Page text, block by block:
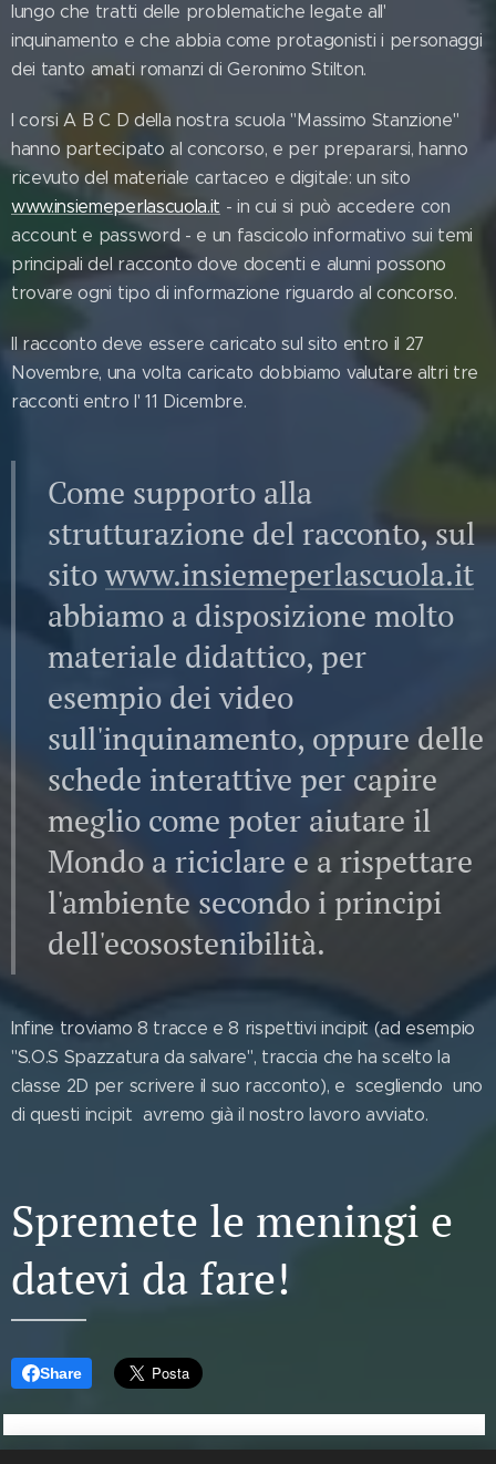
lungo che tratti delle problematiche legate all'
inquinamento e che abbia come protagonisti i personaggi
dei tanto amati romanzi di Geronimo Stilton.
I corsi A B C D della nostra scuola "Massimo Stanzione"
hanno partecipato al concorso, e per prepararsi, hanno
ricevuto del materiale cartaceo e digitale: un sito
www.insiemeperlascuola.it - in cui si può accedere con
account e password - e un fascicolo informativo sui temi
principali del racconto dove docenti e alunni possono
trovare ogni tipo di informazione riguardo al concorso.
Il racconto deve essere caricato sul sito entro il 27
Novembre, una volta caricato dobbiamo valutare altri tre
racconti entro l' 11 Dicembre.
Come supporto alla
strutturazione del racconto, sul
sitowww.insiemeperlascuola.it
abbiamo a disposizione molto
materiale didattico, per
esempio dei video
sull'inquinamento, oppure delle
schede interattive per capire
meglio come poter aiutare il
Mondo a riciclare e a rispettare
l'ambiente secondo i principi
dell'ecosostenibilità.
Infine troviamo 8 tracce e 8 rispettivi incipit (ad esempio
"S.O.S Spazzatura da salvare", traccia che ha scelto la
classe 2D per scrivere il suo racconto), e scegliendo uno
di questi incipit avremo già il nostro lavoro avviato.
Spremete le meningi e
datevi da fare!
Share